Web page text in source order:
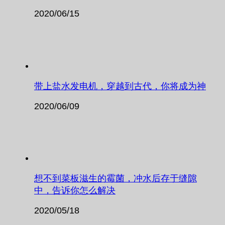
2020/06/15
带上盐水发电机，穿越到古代，你将成为神
2020/06/09
想不到菜板滋生的霉菌，冲水后存于缝隙
中，告诉你怎么解决
2020/05/18